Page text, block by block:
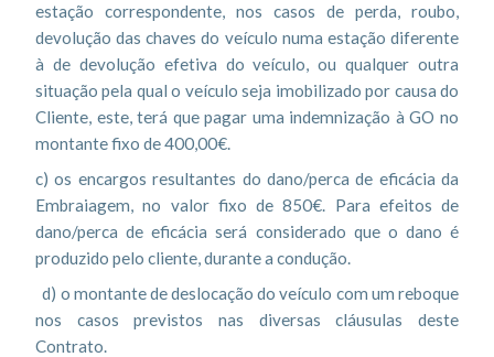
estação correspondente, nos casos de perda, roubo,
devolução das chaves do veículo numa estação diferente
à de devolução efetiva do veículo, ou qualquer outra
situação pela qual o veículo seja imobilizado por causa do
Cliente, este, terá que pagar uma indemnização à GO no
montante fixo de 400,00€.
c) os encargos resultantes do dano/perca de eficácia da
Embraiagem, no valor fixo de 850€. Para efeitos de
dano/perca de eficácia será considerado que o dano é
produzido pelo cliente, durante a condução.
d) o montante de deslocação do veículo com um reboque
nos casos previstos nas diversas cláusulas deste
Contrato.